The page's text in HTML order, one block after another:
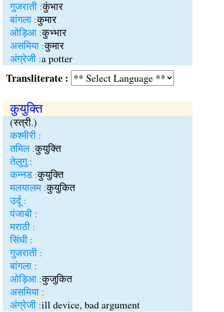
गुजराती :कुंभार
बांगला :कुमार
ओड़िआ :कुभ्भार
असमिया :कुमार
अंग्रेजी :a potter
:
कुयुक्ति
(स्त्री.)
कश्मीरी :
तमिल :कुयुक्ति
तेलुगु :
कन्नड :कुयुक्ति
मलयालम :कुयुकित
उर्दू :
पंजाबी :
मराठी :
सिंधी :
गुजराती :
बांगला :
ओड़िआ :कुजुकित
असमिया :
अंग्रेजी :ill device, bad argument